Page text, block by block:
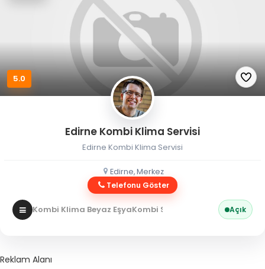
5.0
Edirne Kombi Klima Servisi
Edirne Kombi Klima Servisi
Edirne, Merkez
Telefonu Göster
Kombi Klima Beyaz EşyaKombi Servisi Açık
Reklam Alanı